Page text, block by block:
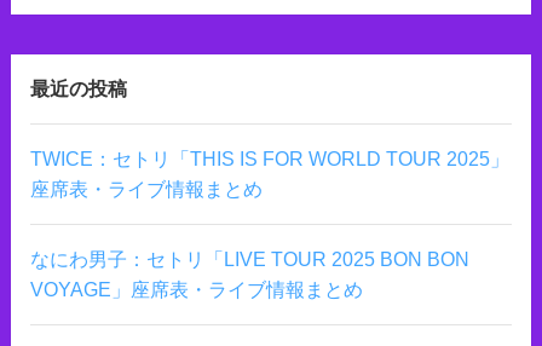
最近の投稿
TWICE：セトリ「THIS IS FOR WORLD TOUR 2025」
座席表・ライブ情報まとめ
なにわ男子：セトリ「LIVE TOUR 2025 BON BON
VOYAGE」座席表・ライブ情報まとめ